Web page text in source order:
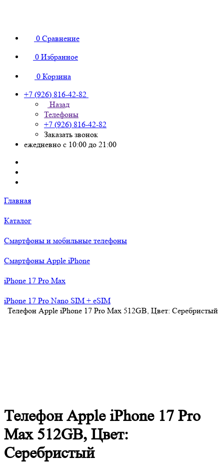
0 Сравнение
0 Избранное
0 Корзина
+7 (926) 816-42-82
Назад
Телефоны
+7 (926) 816-42-82
Заказать звонок
ежедневно с 10:00 до 21:00
Главная
Каталог
Смартфоны и мобильные телефоны
Смартфоны Apple iPhone
iPhone 17 Pro Max
iPhone 17 Pro Nano SIM + eSIM
Телефон Apple iPhone 17 Pro Max 512GB, Цвет: Серебристый
Телефон Apple iPhone 17 Pro
Max 512GB, Цвет:
Серебристый